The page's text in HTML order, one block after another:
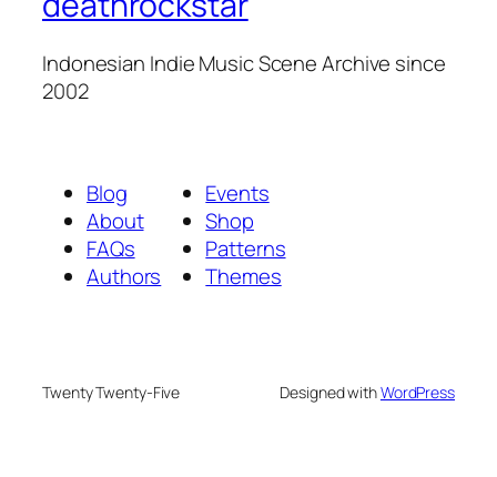
Indonesian Indie Music Scene Archive since
2002
Blog
About
FAQs
Authors
Events
Shop
Patterns
Themes
Twenty Twenty-Five Designed withWordPress